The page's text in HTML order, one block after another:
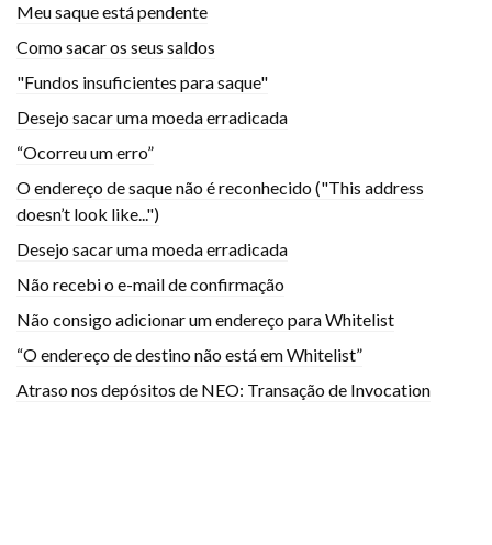
Meu saque está pendente
Como sacar os seus saldos
"Fundos insuficientes para saque"
Desejo sacar uma moeda erradicada
“Ocorreu um erro”
O endereço de saque não é reconhecido ("This address
doesn’t look like...")
Desejo sacar uma moeda erradicada
Não recebi o e-mail de confirmação
Não consigo adicionar um endereço para Whitelist
“O endereço de destino não está em Whitelist”
Atraso nos depósitos de NEO: Transação de Invocation